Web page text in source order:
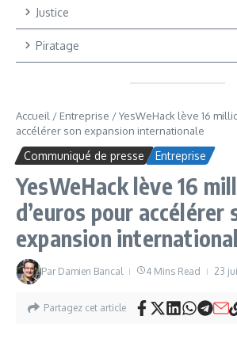
Justice
Piratage
Accueil / Entreprise /YesWeHack lève 16
accélérer son expansion internationale
Communiqué de presse Entreprise
YesWeHack lève 16
d’euros pour accélérer
expansion
Par Damien Bancal 4 Mins Read 23
Partagez cet article